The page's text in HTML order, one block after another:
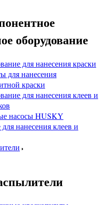
оборудование
для нанесения краски
для нанесения
краски
для нанесения клеев и
насосы HUSKY
нанесения клеев и